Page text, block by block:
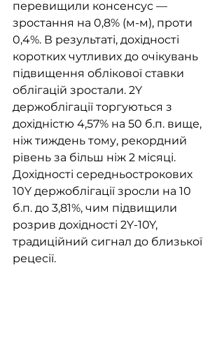
перевищили консенсус —
зростання на 0,8% (м-м), проти
0,4%. В результаті, дохідності
коротких чутливих до очікувань
підвищення облікової ставки
облігацій зростали. 2Y
держоблігації торгуються з
дохідністю 4,57% на 50 б.п. вище,
ніж тиждень тому, рекордний
рівень за більш ніж 2 місяці.
Дохідності середньострокових
10Y держоблігації зросли на 10
б.п. до 3,81%, чим підвищили
розрив дохідності 2Y-10Y,
традиційний сигнал до близької
рецесії.